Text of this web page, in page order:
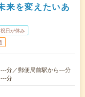
来を変えたいあ
祝日が休み
分／郵便局前駅から---分
分